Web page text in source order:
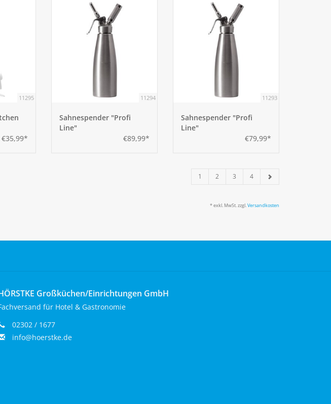
11295
€35,99*
11294
Sahnespender "Profi
Line"
€89,99*
11293
Sahnespender "Profi
Line"
€79,99*
1 2 3 4
* exkl. MwSt. zzgl. Versandkosten
Großküchen/Einrichtungen GmbH
für Hotel & Gastronomie
02302 / 1677
info@hoerstke.de